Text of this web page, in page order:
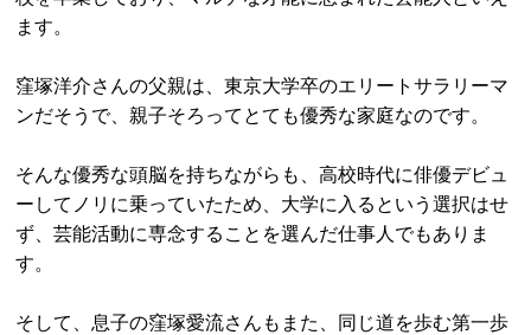
ます。
窪塚洋介さんの父親は、東京大学卒のエリートサラリーマ
ンだそうで、親子そろってとても優秀な家庭なのです。
そんな優秀な頭脳を持ちながらも、高校時代に俳優デビュ
ーしてノリに乗っていたため、大学に入るという選択はせ
ず、芸能活動に専念することを選んだ仕事人でもありま
す。
そして、息子の窪塚愛流さんもまた、同じ道を歩む第一歩